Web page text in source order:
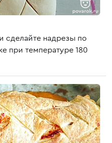
сделайте надрезы по
при температуре 180